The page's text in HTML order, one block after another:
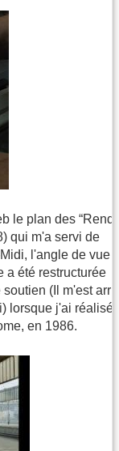
le plan des
qui m'a servi de
l'angle de vue
a été restructurée
(Il m'est
lorsque j'ai réalisé
en 1986.